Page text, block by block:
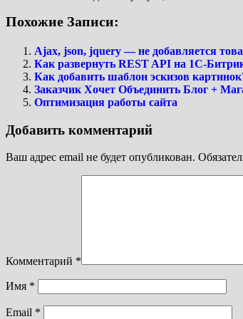
Похожие Записи:
Ajax, json, jquery — не добавляется
Как развернуть REST API на 1С-
Как добавить шаблон эскизов
Заказчик Хочет Объединить Блог +
Оптимизация работы сайта
Добавить комментарий
Ваш адрес email не будет опубликован.
Комментарий *
Имя *
Email *